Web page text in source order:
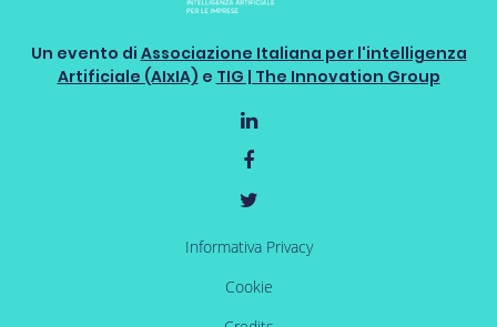
Un evento di Associazione Italiana per l'intelligenza
Artificiale (AIxIA) e TIG | The Innovation Group
Informativa Privacy
Cookie